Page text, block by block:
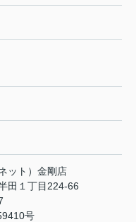
ット）金剛店
田１丁目224-66
号